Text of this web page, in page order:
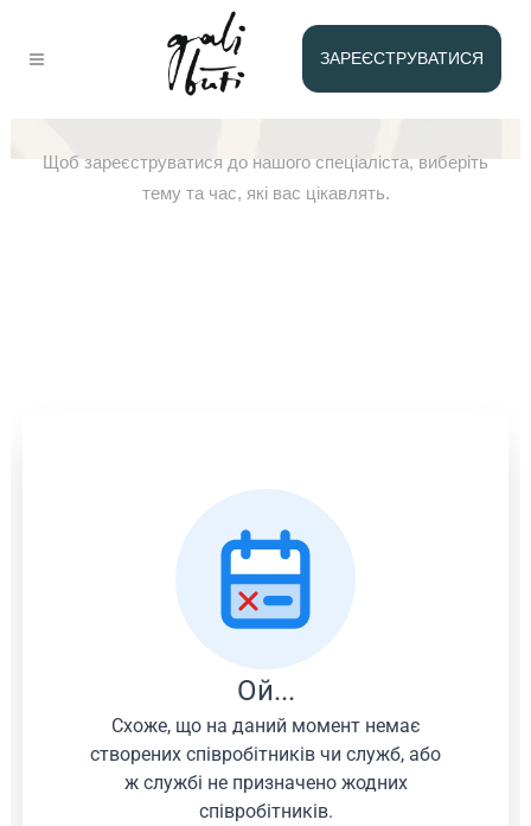
ЗАРЕЄСТРУВАТИСЯ
Реєстрація у Джастіна
Щоб зареєструватися до нашого спеціаліста, виберіть
тему та час, які вас цікавлять.
Ой...
Схоже, що на даний момент немає
створених співробітників чи служб, або
ж службі не призначено жодних
співробітників.